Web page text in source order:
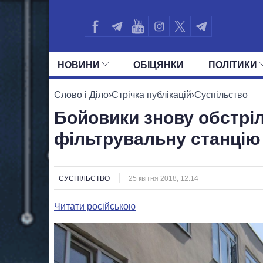
НОВИНИ ОБIЦЯНКИ ПОЛIТИКИ
УСІ ПОЛІТИКИ ПРЕЗИДЕНТ І ОФІС
Слово і Діло›Стрічка публікацій›Суспільство
Бойовики знову
фільтрувальну станцію
СУСПІЛЬСТВО 25 квітня 2018, 12:14
Читати російською